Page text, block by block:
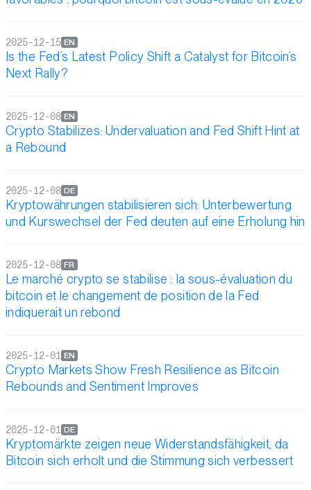
Is the Fed’s Latest Policy Shift a Catalyst for Bitcoin’s
Next Rally?
EN
2025-12-15
Crypto Stabilizes: Undervaluation and Fed Shift Hint at
a Rebound
EN
2025-12-08
Kryptowährungen stabilisieren sich: Unterbewertung
und Kurswechsel der Fed deuten auf eine Erholung hin
DE
2025-12-08
Le marché crypto se stabilise : la sous-évaluation du
bitcoin et le changement de position de la Fed
indiquerait un rebond
FR
2025-12-08
Crypto Markets Show Fresh Resilience as Bitcoin
Rebounds and Sentiment Improves
EN
2025-12-01
Kryptomärkte zeigen neue Widerstandsfähigkeit, da
Bitcoin sich erholt und die Stimmung sich verbessert
DE
2025-12-01